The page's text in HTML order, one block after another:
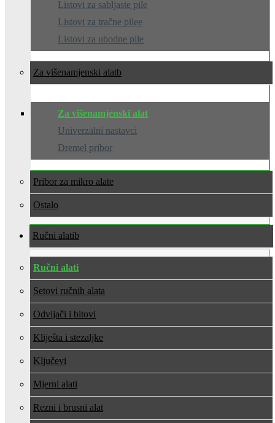
Listovi za sabljaste pile
Listovi za tračne pilee
Listovi za ubodne pile
Za višenamjenski alat
Za višenamjenski alat
Univerzalni nastavci
Dremel pribor
Pribor za mikro alate
Ostalo
Ručni alati
Ručni alati
Setovi ručnih alata
Odvijači i bitovi
Kliješta i stezaljke
Ključevi
Mjerni alati
Rezni i brusni alat